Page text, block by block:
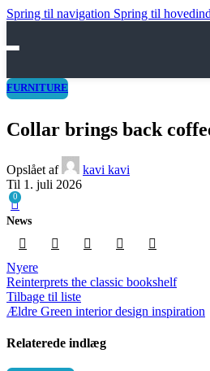
Spring til navigation Spring til
VORES PRODUKTER
OM OS
HJÆLP
FAQ
Handelsbetingelser
FURNITURE
Collar brings back
Opslået af
kavi kavi
Til 1. juli 2026
0
News
Nyere
Reinterprets the classic bookshelf
Tilbage til liste
Ældre Green interior design inspiration
Relaterede indlæg